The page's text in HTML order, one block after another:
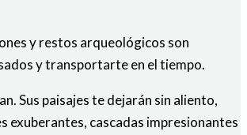
y restos arqueológicos son
y transportarte en el tiempo.
Sus paisajes te dejarán sin aliento,
exuberantes, cascadas impresionantes